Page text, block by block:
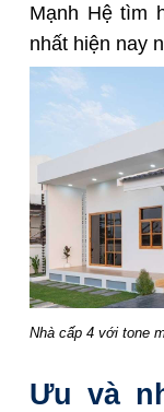
Mạnh Hệtìm
nhất hiện nay
Nhà cấp 4 với tone
Ưu và